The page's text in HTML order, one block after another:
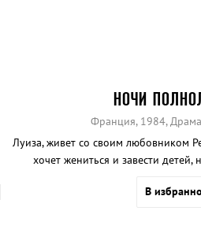
НОЧИ
Франция, 1984,
Луиза, живет со своим любовником
хочет жениться и завести
В